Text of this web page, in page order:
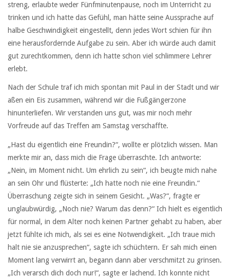
streng, erlaubte weder Fünfminutenpause, noch im Unterricht zu
trinken und ich hatte das Gefühl, man hätte seine Aussprache auf
halbe Geschwindigkeit eingestellt, denn jedes Wort schien für ihn
eine herausfordernde Aufgabe zu sein. Aber ich würde auch damit
gut zurechtkommen, denn ich hatte schon viel schlimmere Lehrer
erlebt.
Nach der Schule traf ich mich spontan mit Paul in der Stadt und wir
aßen ein Eis zusammen, während wir die Fußgängerzone
hinunterliefen. Wir verstanden uns gut, was mir noch mehr
Vorfreude auf das Treffen am Samstag verschaffte.
„Hast du eigentlich eine Freundin?“, wollte er plötzlich wissen. Man
merkte mir an, dass mich die Frage überraschte. Ich antworte:
„Nein, im Moment nicht. Um ehrlich zu sein“, ich beugte mich nahe
an sein Ohr und flüsterte: „Ich hatte noch nie eine Freundin.“
Überraschung zeigte sich in seinem Gesicht. „Was?“, fragte er
unglaubwürdig, „Noch nie? Warum das denn?“ Ich hielt es eigentlich
für normal, in dem Alter noch keinen Partner gehabt zu haben, aber
jetzt fühlte ich mich, als sei es eine Notwendigkeit. „Ich traue mich
halt nie sie anzusprechen“, sagte ich schüchtern. Er sah mich einen
Moment lang verwirrt an, begann dann aber verschmitzt zu grinsen.
„Ich verarsch dich doch nur!“, sagte er lachend. Ich konnte nicht